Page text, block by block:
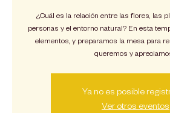
¿Cuál es la relación entre las flores, las
personas y el entorno natural? En esta
elementos, y preparamos la mesa para
queremos y
Ya no es posible
Ver otros eventos